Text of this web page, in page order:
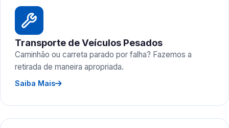
Transporte de Veículos Pesados
Caminhão ou carreta parado por falha? Fazemos a
retirada de maneira apropriada.
Saiba Mais